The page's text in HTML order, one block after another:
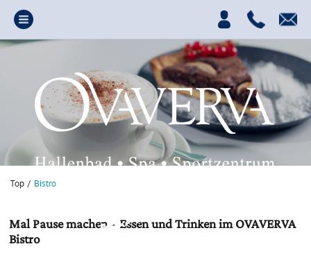
Top / Bistro
Mal Pause machen – Essen und Trinken im OVAVERVA
Bistro